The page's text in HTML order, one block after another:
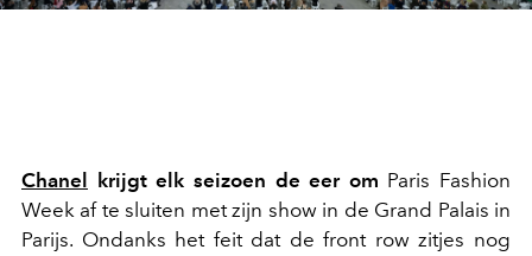
Chanel krijgt elk seizoen de eer om Paris Fashion
Week af te sluiten met zijn show in de Grand Palais in
Parijs. Ondanks het feit dat de front row zitjes nog